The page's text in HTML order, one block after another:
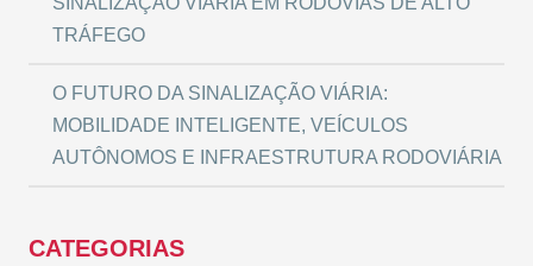
TRÁFEGO
O FUTURO DA SINALIZAÇÃO VIÁRIA:
MOBILIDADE INTELIGENTE, VEÍCULOS
AUTÔNOMOS E INFRAESTRUTURA RODOVIÁRIA
CATEGORIAS